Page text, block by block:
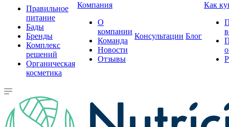
Правильное
питание
Бады
Бренды
Комплекс
решений
Органическая
косметика
Компания
О
компании
Команда
Новости
Отзывы
Консультации Блог
Как